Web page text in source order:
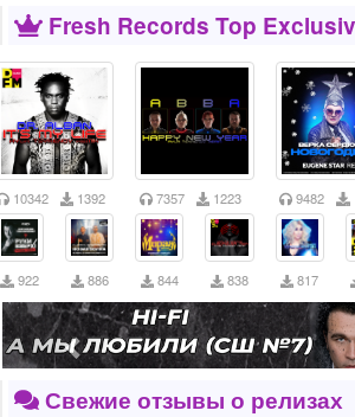
Fresh Records Top
10342 1392 7357 1223 9482
922 886 844 838 817
Свежие отзывы о релизах